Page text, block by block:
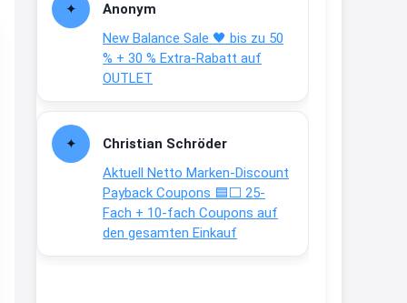
Anonym
New Balance Sale 🖤 bis zu 50
% + 30 % Extra-Rabatt auf
OUTLET
Christian Schröder
Aktuell Netto Marken-Discount
Payback Coupons 🟦⬜ 25-
Fach + 10-fach Coupons auf
den gesamten Einkauf
↩
Joachim
Gratis personalisierte 7-Tage
Ration Micronährstoffe/ Vitamine
↩
Joachim